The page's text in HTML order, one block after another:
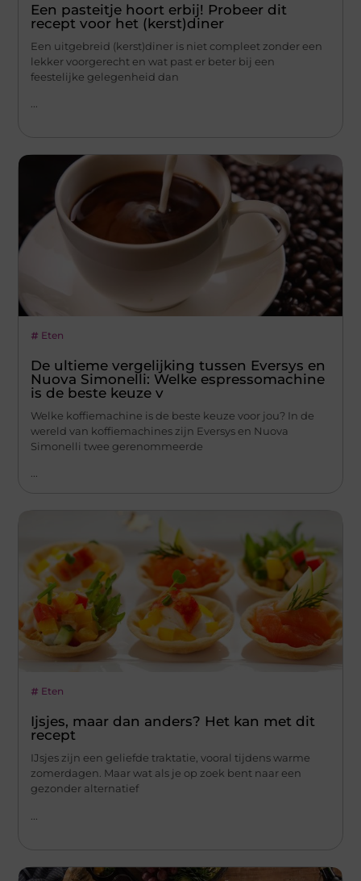
Een pasteitje hoort erbij! Probeer dit
recept voor het (kerst)diner
Een uitgebreid (kerst)diner is niet compleet zonder een
lekker voorgerecht en wat past er beter bij een
feestelijke gelegenheid dan
Eten
De ultieme vergelijking tussen Eversys en
Nuova Simonelli: Welke espressomachine
is de beste keuze v
Welke koffiemachine is de beste keuze voor jou? In de
wereld van koffiemachines zijn Eversys en Nuova
Simonelli twee gerenommeerde
...
Eten
Ijsjes, maar dan anders? Het kan met dit
recept
IJsjes zijn een geliefde traktatie, vooral tijdens warme
zomerdagen. Maar wat als je op zoek bent naar een
gezonder alternatief